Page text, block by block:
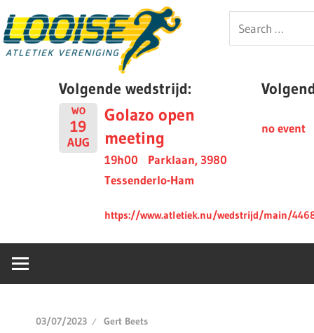
to
content
Looise
Search
for:
Volgende wedstrijd:
WO
19
AUG
Golazo open
meeting
19h00
Parklaan, 3980
Tessenderlo-Ham
https://www.atletiek.nu/wedstrijd/main/
no event
03/07/2023 Gert Beets